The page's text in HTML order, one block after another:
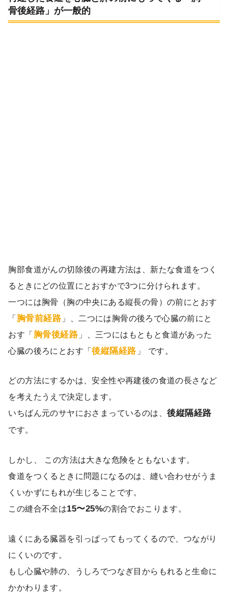
骨後経路」が一般的
胸部食道がんの切除後の再建方法は、新たな食道をつく
るときにどの位置にとおすかで3つに分けられます。
一つには胸骨（胸の中央にある縦長の骨）の前にとおす
「胸骨前経路 」、二つには胸骨の後ろで心臓の前にと
おす「胸骨後経路 」、三つにはもともと食道があった
心臓の後ろにとおす「後縦隔経路 」 です。
どの方法にするかは、安全性や再建後の食道の長さなど
を考えたうえで決定します。
いちばん元のサヤにおさまっているのは、後縦隔経路
です。
しかし、 この方法は大きな危険をともないます。
食道をつくるときに問題になるのは、縫い合わせがうま
くいかずにもれが生じることです。
この縫合不全は15〜25%の割合でおこります。
遠くにある臓器を引っぱってもってくるので、つながり
にくいのです。
もし心臓や肺の、うしろでつなぎ目からもれると生命に
かかわります。